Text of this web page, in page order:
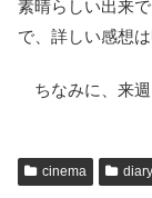
素晴らしい出来
で、詳しい感想は
ちなみに、来週
cinema diary